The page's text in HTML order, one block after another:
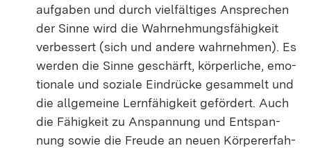
auf­ga­ben und durch viel­fäl­ti­ges An­spre­chen
der Sin­ne wird die Wahr­neh­mungs­fä­hig­keit
ver­bes­sert (sich und an­de­re wahr­neh­men). Es
wer­den die Sin­ne ge­schärft, kör­per­li­che, emo­
tio­na­le und so­zia­le Ein­drü­cke ge­sam­melt und
die all­ge­mei­ne Lern­fä­hig­keit ge­för­dert. Auch
die Fä­hig­keit zu An­span­nung und Ent­span­
nung so­wie die Freu­de an neu­en Kör­per­er­fah­